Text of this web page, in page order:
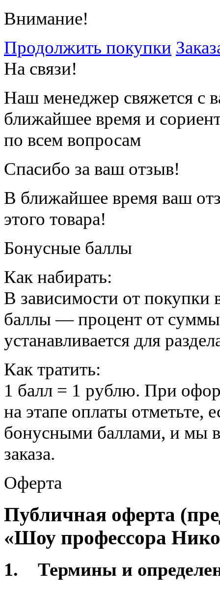
Внимание!
Продолжить покупки
На связи!
Наш менеджер свяжется с
ближайшее время и
по всем вопросам
Спасибо за ваш отзыв!
В ближайшее время ваш
этого товара!
Бонусные баллы
Как набирать:
В зависимости от покупки
баллы — процент от
устанавливается для
Как тратить:
1 балл = 1 рублю. При
на этапе оплаты отметьте,
бонусными баллами, и мы
заказа.
Оферта
Публичная оферта
«Шоу профессора
1. Термины и